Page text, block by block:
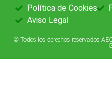
© Todos los derechos reservados
Política de Cookies
Aviso Legal